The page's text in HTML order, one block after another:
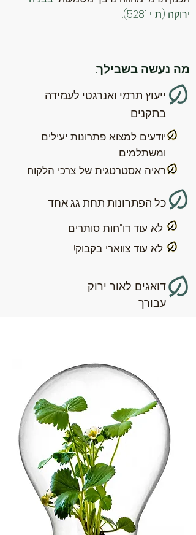
ירוקה (ת"י 5281).
מה נעשה בשבילך:
ייעוץ תרמי ואנרגטי לעמידה
בתקנים
יודעים למצוא פתרונות יעילים
ומשתלמים
ראיה אסטרטגית של צרכי הלקוח
כל הפתרונות תחת גג אחד
לא עוד דו"חות סותרים!
לא עוד צווארי בקבוק!
דואגים לאור ירוק
עבורך